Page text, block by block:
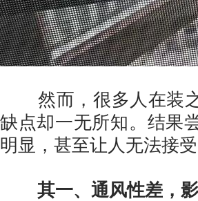
然而，很多人在装之
缺点却一无所知。结果
明显，甚至让人无法接受
其一、通风性差，